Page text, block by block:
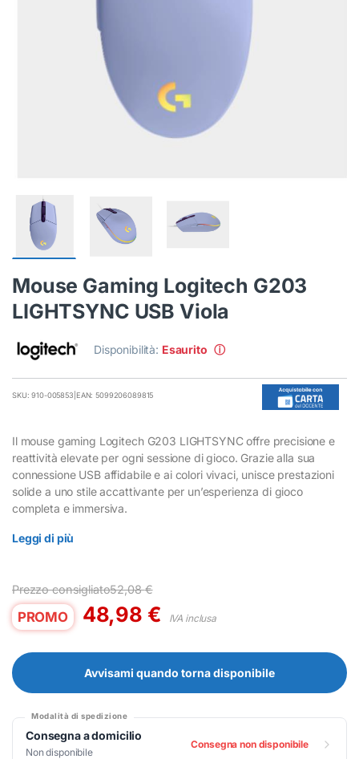
Mouse Gaming Logitech G203
LIGHTSYNC USB Viola
Disponibilità: Esaurito ⓘ
SKU: 910-005853 EAN: 5099206089815
Il mouse gaming Logitech G203 LIGHTSYNC offre precisione e
reattività elevate per ogni sessione di gioco. Grazie alla sua
connessione USB affidabile e ai colori vivaci, unisce prestazioni
solide a uno stile accattivante per un’esperienza di gioco
completa e immersiva.
Leggi di più
Prezzo consigliato52,08€
PROMO 48,98 € IVA inclusa
Avvisami quando torna disponibile
Modalità di spedizione
Consegna a domicilio
Non disponibile
Consegna non disponibile